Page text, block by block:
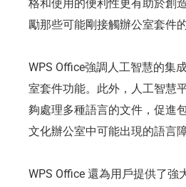
格和使用的便利性更有助於創
勵那些可能剛接觸辦公室套件
WPS Office強調人工智慧的集
室套件功能。此外，人工智慧
夠處理多種語言的文件，促進
文化辦公室中可能出現的語言障
WPS Office 還為用戶提供了強